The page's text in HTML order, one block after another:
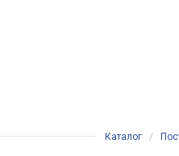
Каталог /